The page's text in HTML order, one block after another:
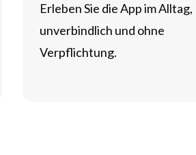
Erleben Sie die App im Alltag,
unverbindlich und ohne
Verpflichtung.